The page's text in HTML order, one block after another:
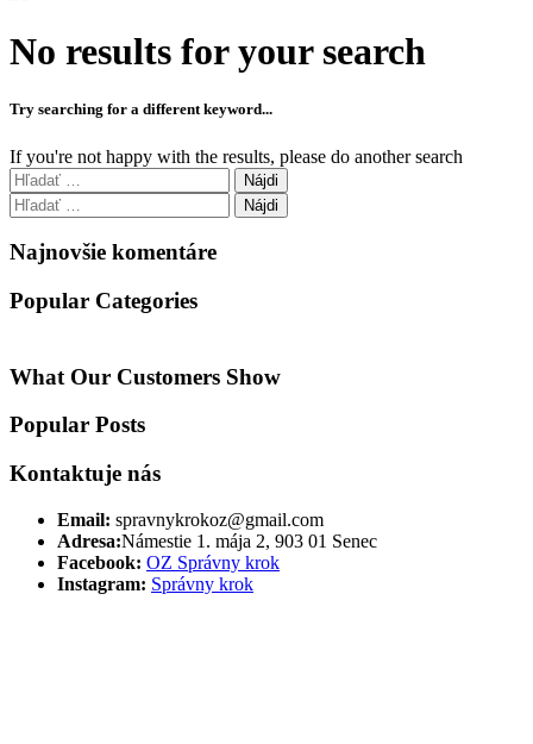
No results for your search
Try searching for a different keyword...
If you're not happy with the results, please do another search
Hľadať:
Hľadať:
Najnovšie komentáre
Popular Categories
What Our Customers Show
Popular Posts
Kontaktuje nás
Email: spravnykrokoz@gmail.com
Adresa:Námestie 1. mája 2, 903 01 Senec
Facebook: OZ Správny krok
Instagram: Správny krok